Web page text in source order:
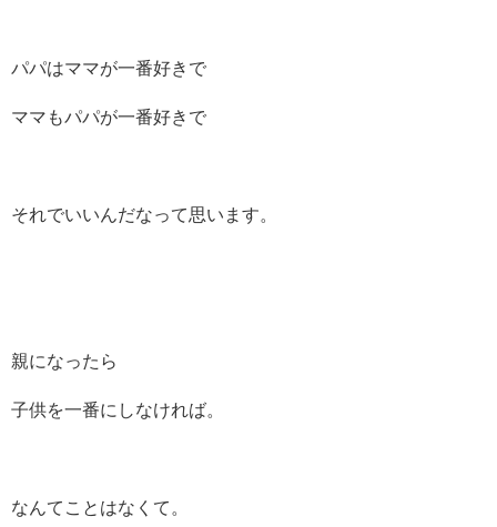
パパはママが一番好きで
ママもパパが一番好きで
それでいいんだなって思います。
親になったら
子供を一番にしなければ。
なんてことはなくて。